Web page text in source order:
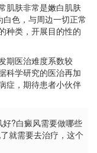
肤非常是嫩白肌肤
白色，与周边一切正常
种类，开展目的性的
期医治难度系数较
科学研究的医治再加
症，期待患者小伙伴
?白癜风需要做哪些
就需要去治疗，这个